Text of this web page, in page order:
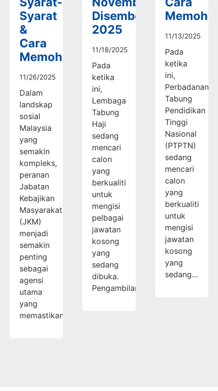
Syarat
&
Cara
Memohon
11/26/2025
Dalam
landskap
sosial
Malaysia
yang
semakin
kompleks,
peranan
Jabatan
Kebajikan
Masyarakat
(JKM)
menjadi
semakin
penting
sebagai
agensi
utama
yang
memastikan…
Disember
2025
11/18/2025
Pada
ketika
ini,
Lembaga
Tabung
Haji
sedang
mencari
calon
yang
berkualiti
untuk
mengisi
pelbagai
jawatan
kosong
yang
sedang
dibuka.
Pengambilan…
11/13/2025
Pada
ketika
ini,
Perbadanan
Tabung
Pendidikan
Tinggi
Nasional
(PTPTN)
sedang
mencari
calon
yang
berkualiti
untuk
mengisi
jawatan
kosong
yang
sedang…